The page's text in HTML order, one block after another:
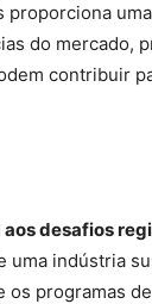
proporciona
do mercado,
contribuir
desafios
uma indústria
os programas